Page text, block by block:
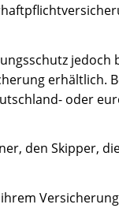
jedoch
erhältlich.
oder
den Skipper,